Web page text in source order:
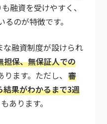
融資を受けやすく、
るのが特徴です。
融資制度が設けられ
担保、無保証人での
ります。ただし、 審
果がわかるまで3週
あります。